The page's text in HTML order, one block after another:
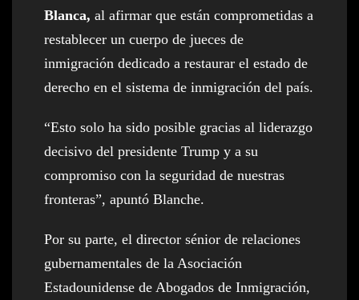
Blanca, al afirmar que están comprometidas a
restablecer un cuerpo de jueces de
inmigración dedicado a restaurar el estado de
derecho en el sistema de inmigración del país.
“Esto solo ha sido posible gracias al liderazgo
decisivo del presidente Trump y a su
compromiso con la seguridad de nuestras
fronteras”, apuntó Blanche.
Por su parte, el director sénior de relaciones
gubernamentales de la Asociación
Estadounidense de Abogados de Inmigración,